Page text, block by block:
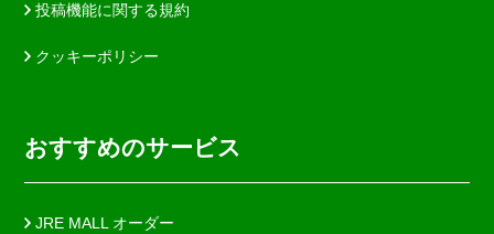
投稿機能に関する規約
クッキーポリシー
おすすめのサービス
JRE MALL オーダー